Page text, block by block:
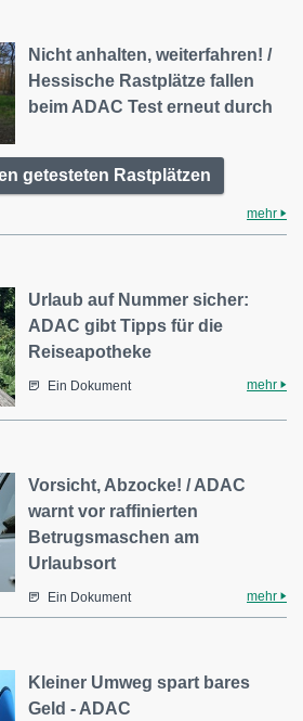
Nicht anhalten, weiterfahren! /
Hessische Rastplätze fallen
beim ADAC Test erneut durch
getesteten Rastplätzen
mehr
Urlaub auf Nummer sicher:
ADAC gibt Tipps für die
Reiseapotheke
Ein Dokument mehr
Vorsicht, Abzocke! / ADAC
warnt vor raffinierten
Betrugsmaschen am
Urlaubsort
Ein Dokument mehr
Kleiner Umweg spart bares
Geld - ADAC